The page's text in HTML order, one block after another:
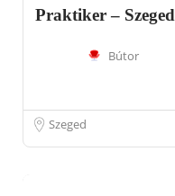
Praktiker – Szeged
Bútor
Szeged